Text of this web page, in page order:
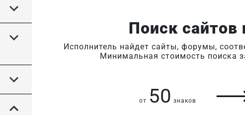
Поиск
Исполнитель найдет сайты, форумы,
Минимальная стоимость поиска
от 50 знаков